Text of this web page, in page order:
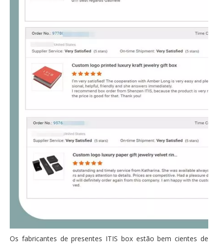
Os fabricantes de presentes ITIS box estão bem cientes de